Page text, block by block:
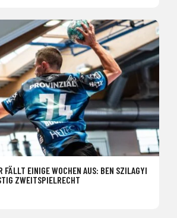
FÄLLT EINIGE WOCHEN AUS: BEN SZILAGYI
ZWEITSPIELRECHT